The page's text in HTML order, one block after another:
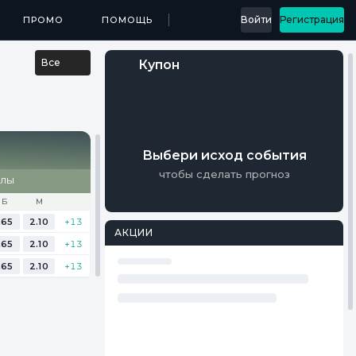
МЕДИА ПРИЛОЖЕНИЯ ...
ПРОМО ПОМОЩЬ Войти Регистрация
Все
Б М
2.10
+13
2.10
+13
2.10 +13
Купон
Выбери исход события
чтобы сделать прогноз
АКЦИИ